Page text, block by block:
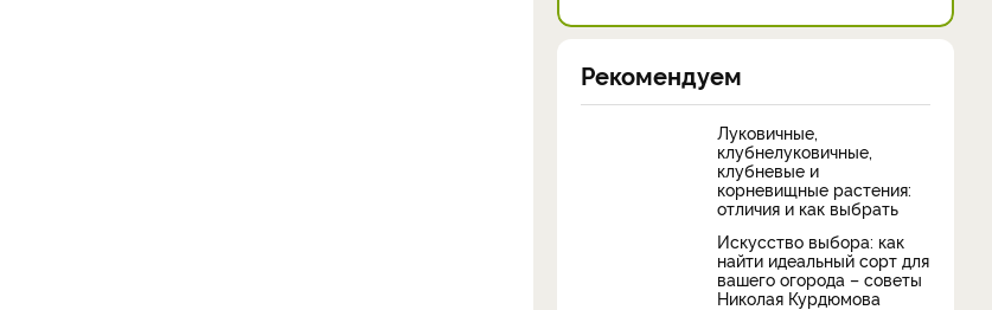
Рекомендуем
Луковичные,
клубнелуковичные,
клубневые и
корневищные растения:
отличия и как выбрать
Искусство выбора: как
найти идеальный сорт для
вашего огорода – советы
Николая Курдюмова